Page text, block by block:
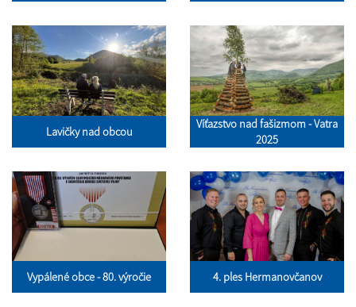
Lavičky nad obcou
Víťazstvo nad fašizmom - Vatra
2025
Vypálené obce - 80. výročie 4. ples Hermanovčanov